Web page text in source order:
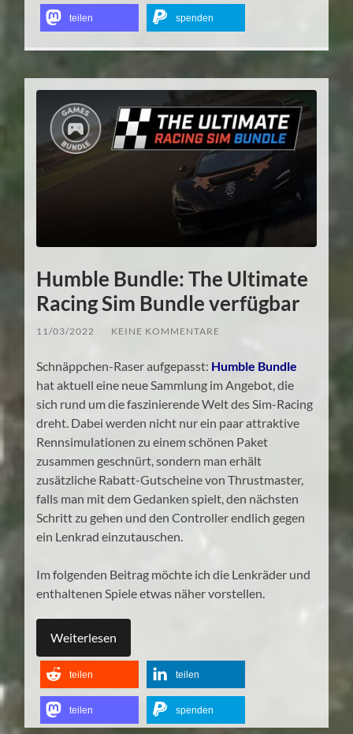
teilen spenden
Humble Bundle: The Ultimate
Racing Sim Bundle verfügbar
11/03/2022 KEINE KOMMENTARE
Schnäppchen-Raser aufgepasst: Humble Bundle
hat aktuell eine neue Sammlung im Angebot, die
sich rund um die faszinierende Welt des Sim-Racing
dreht. Dabei werden nicht nur ein paar attraktive
Rennsimulationen zu einem schönen Paket
zusammen geschnürt, sondern man erhält
zusätzliche Rabatt-Gutscheine von Thrustmaster,
falls man mit dem Gedanken spielt, den nächsten
Schritt zu gehen und den Controller endlich gegen
ein Lenkrad einzutauschen.
Im folgenden Beitrag möchte ich die Lenkräder und
enthaltenen Spiele etwas näher vorstellen.
Weiterlesen
teilen teilen
teilen spenden